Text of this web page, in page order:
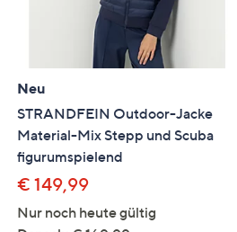
anzuzeigen.
Neu
STRANDFEIN Outdoor-Jacke
Material-Mix Stepp und Scuba
figurumspielend
€ 149,99
Nur noch heute gültig